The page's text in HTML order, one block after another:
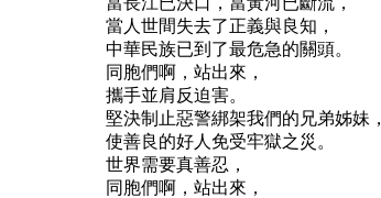
當人世間失去了正義與良知，
中華民族已到了最危急的關頭。
同胞們啊，站出來，
攜手並肩反迫害。
堅決制止惡警綁架我們的兄弟姊妹，
使善良的好人免受牢獄之災。
世界需要真善忍，
同胞們啊，站出來，